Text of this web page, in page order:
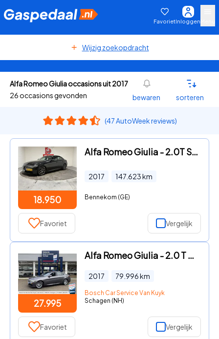
FavorietInloggen
Wijzig zoekopdracht
Alfa Romeo Giulia occasions uit 2017
26 occasions gevonden
bewaren sorteren
(47 AutoWeek reviews)
18.950
Alfa Romeo Giulia - 2.0T Super, , Volledig dealer onderhouden, Leder met memory,
2017 147.623km
Bennekom (GE)
Favoriet Vergelijk
27.995
Alfa Romeo Giulia - 2.0 T Q4 AWD Veloce / 280 Pk / NL-Auto / 1e-Eigenaar / Vol-L
2017 79.996km
Bosch Car Service Van Kuyk
Schagen (NH)
Favoriet Vergelijk